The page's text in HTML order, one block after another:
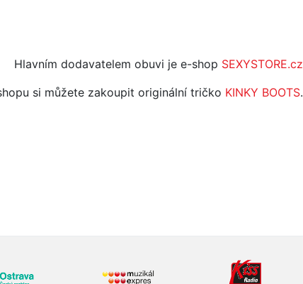
Hlavním dodavatelem obuvi je e-shop SEXYSTORE.cz
si můžete zakoupit originální tričko KINKY BOOTS.